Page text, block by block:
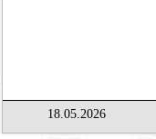
18.05.2026